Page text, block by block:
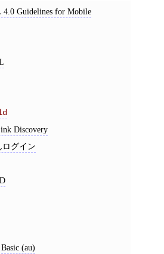
Guidelines for Mobile
Discovery
ログイン
(au)